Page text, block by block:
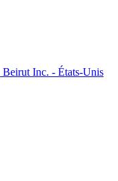
Beirut Inc. - États-Unis